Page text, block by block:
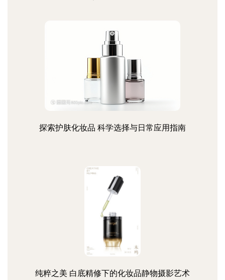
探索护肤化妆品 科学选择与日常应用指南
纯粹之美 白底精修下的化妆品静物摄影艺术